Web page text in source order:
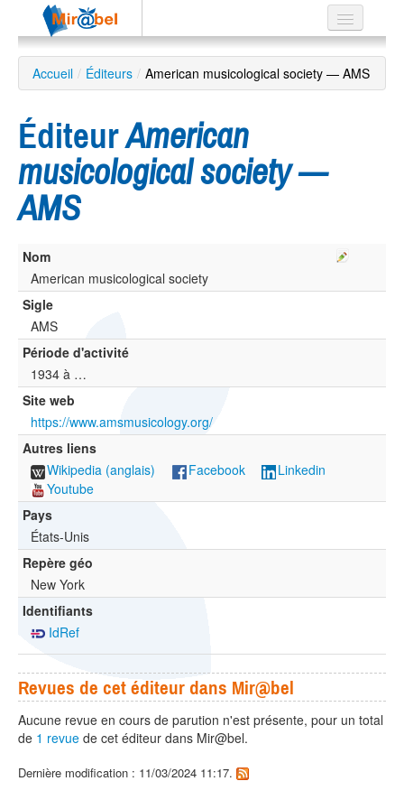
Le réseau
Soutien
Listes
Recherche
ES
?
Accueil / Éditeurs / American musicological society — AMS
ÉditeurAmerican
musicological society —
AMS
Nom
American musicological society
Sigle
AMS
Période d'activité
1934 à …
Site web
https://www.amsmusicology.org/
Autres liens
Wikipedia (anglais)
Facebook
Linkedin
Youtube
Pays
États-Unis
Repère géo
New York
Identifiants
IdRef
Revues de cet éditeur dans Mir@bel
Aucune revue en cours de parution n'est présente, pour un total
de 1 revue de cet éditeur dans Mir@bel.
Dernière modification : 11/03/2024 11:17.